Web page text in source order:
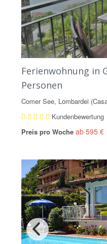
Ferienwohnung in
Personen
Comer See, Lombardei
Kundenbewertung
Preis pro Woche ab 595 €